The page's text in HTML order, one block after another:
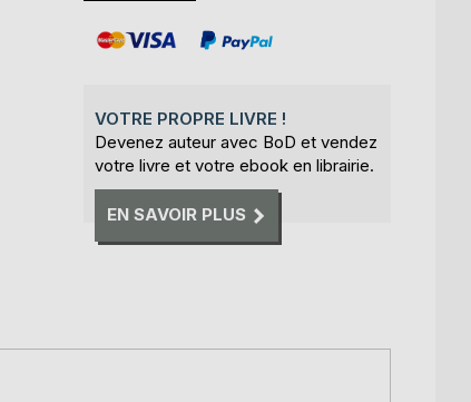
VOTRE PROPRE LIVRE !
Devenez auteur avec BoD et vendez
votre livre et votre ebook en librairie.
EN SAVOIR PLUS